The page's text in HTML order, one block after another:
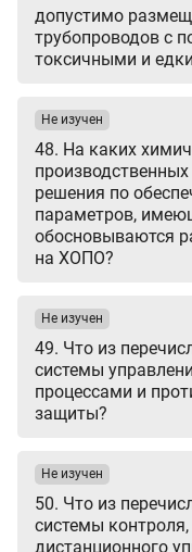
допустимо
трубопроводов с
токсичными и
48. На каких
решения по
параметров,
обосновываются
на ХОПО?
Не изучен
49. Что из
системы
процессами и
защиты?
Не изучен
50. Что из
системы
дистанционного
Не изучен